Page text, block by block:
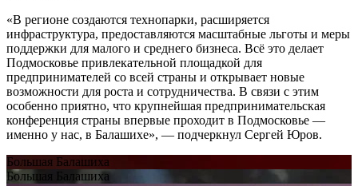
«В регионе создаются технопарки, расширяется
инфраструктура, предоставляются масштабные льготы и меры
поддержки для малого и среднего бизнеса. Всё это делает
Подмосковье привлекательной площадкой для
предпринимателей со всей страны и открывает новые
возможности для роста и сотрудничества. В связи с этим
особенно приятно, что крупнейшая предпринимательская
конференция страны впервые проходит в Подмосковье —
именно у нас, в Балашихе», — подчеркнул Сергей Юров.
Большая Балашиха
Большая Балашиха